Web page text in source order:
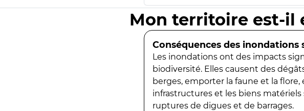
Mon territoire est-il
Conséquences des inondations
Les inondations ont des impacts
biodiversité. Elles causent des
berges, emporter la faune et la
infrastructures et les biens
ruptures de digues et de barrages.